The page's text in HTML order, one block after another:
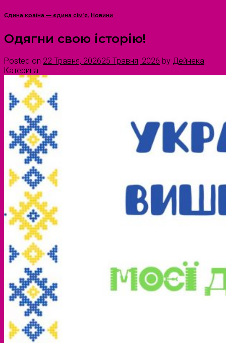
Єдина країна — єдина сім’я, Новини
Одягни свою історію!
Posted on 22 Травня, 202625 Травня, 2026 by Дейнека
Катерина